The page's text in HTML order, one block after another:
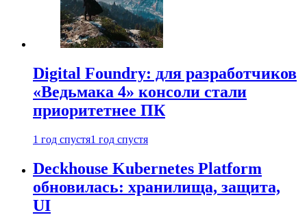
Digital Foundry: для разработчиков
«Ведьмака 4» консоли стали
приоритетнее ПК
1 год спустя1 год спустя
Deckhouse Kubernetes Platform
обновилась: хранилища, защита,
UI